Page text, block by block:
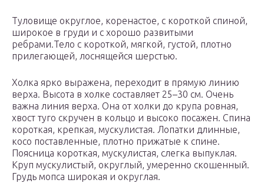
Туловище округлое, коренастое, с короткой спиной,
широкое в груди и с хорошо развитыми
ребрами.Тело с короткой, мягкой, густой, плотно
прилегающей, лоснящейся шерстью.
Холка ярко выражена, переходит в прямую линию
верха. Высота в холке составляет 25–30 см. Очень
важна линия верха. Она от холки до крупа ровная,
хвост туго скручен в кольцо и высоко посажен. Спина
короткая, крепкая, мускулистая. Лопатки длинные,
косо поставленные, плотно прижатые к спине.
Поясница короткая, мускулистая, слегка выпуклая.
Круп мускулистый, округлый, умеренно скошенный.
Грудь мопса широкая и округлая.